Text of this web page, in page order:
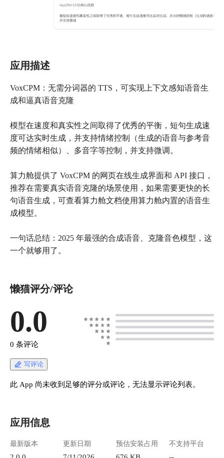
应用描述
VoxCPM：无需分词器的 TTS，可实现上下文感知语音生
成和逼真语音克隆
模型在速度和真实性之间取得了优秀的平衡，短句生成速
度可达实时生成，并支持情绪控制（生成的语音与参考音
频的情绪相似）、多音字等控制，并支持微调。
算力舱提供了 VoxCPM 的网页在线生成界面和 API 接口，
推荐在需要真实语音克隆的场景使用，如果需要更快的长
句语音生成，可查看算力舱文档使用算力舱内置的语音生
成模型。
一句话总结：2025 年最强的合成语音、克隆音色模型，这
一个就够用了。
懒猫评分/评论
0.0
0 条评论
写评论
此 App 尚未收到足够的评分或评论，无法显示评论列表。
应用信息
最新版本 更新日期 预估安装占用 不支持平台